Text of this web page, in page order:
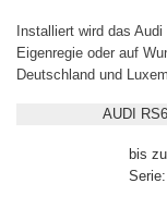
Installiert wird das
Eigenregie oder auf
Deutschland und
AUDI
bis